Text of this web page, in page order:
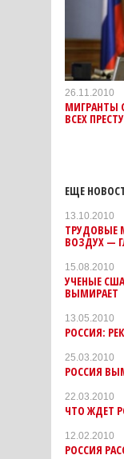
26.11.2010
МИГРАНТЫ
ВСЕХ
ЕЩЕ
13.10.2010
ТРУДОВЫЕ
ВОЗДУХ —
15.08.2010
УЧЕНЫЕ
ВЫМИРАЕТ
13.05.2010
РОССИЯ:
25.03.2010
РОССИЯ
22.03.2010
ЧТО ЖДЕТ
12.02.2010
РОССИЯ